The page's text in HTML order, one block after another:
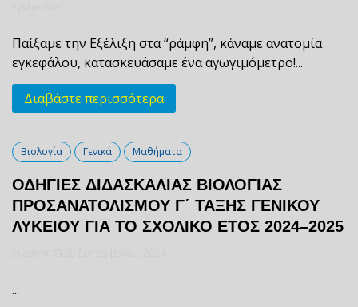
Παίξαμε την Εξέλιξη στα “ράμφη”, κάναμε ανατομία
εγκεφάλου, κατασκευάσαμε ένα αγωγιμόμετρο!...
Διαβάστε περισσότερα
Βιολογία Γενικά Μαθήματα
ΟΔΗΓΙΕΣ ΔΙΔΑΣΚΑΛΙΑΣ ΒΙΟΛΟΓΙΑΣ
ΠΡΟΣΑΝΑΤΟΛΙΣΜΟΥ Γ΄ ΤΑΞΗΣ ΓΕΝΙΚΟΥ
ΛΥΚΕΙΟΥ ΓΙΑ ΤΟ ΣΧΟΛΙΚΟ ΕΤΟΣ 2024–2025
...